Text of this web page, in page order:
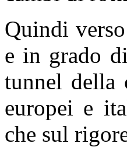
Quindi
e in grado
tunnel della
europei e
che sul